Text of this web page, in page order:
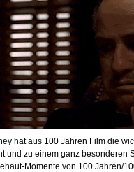
hat aus 100 Jahren Film die
und zu einem ganz besonderen
Momente von 100 Jahren/